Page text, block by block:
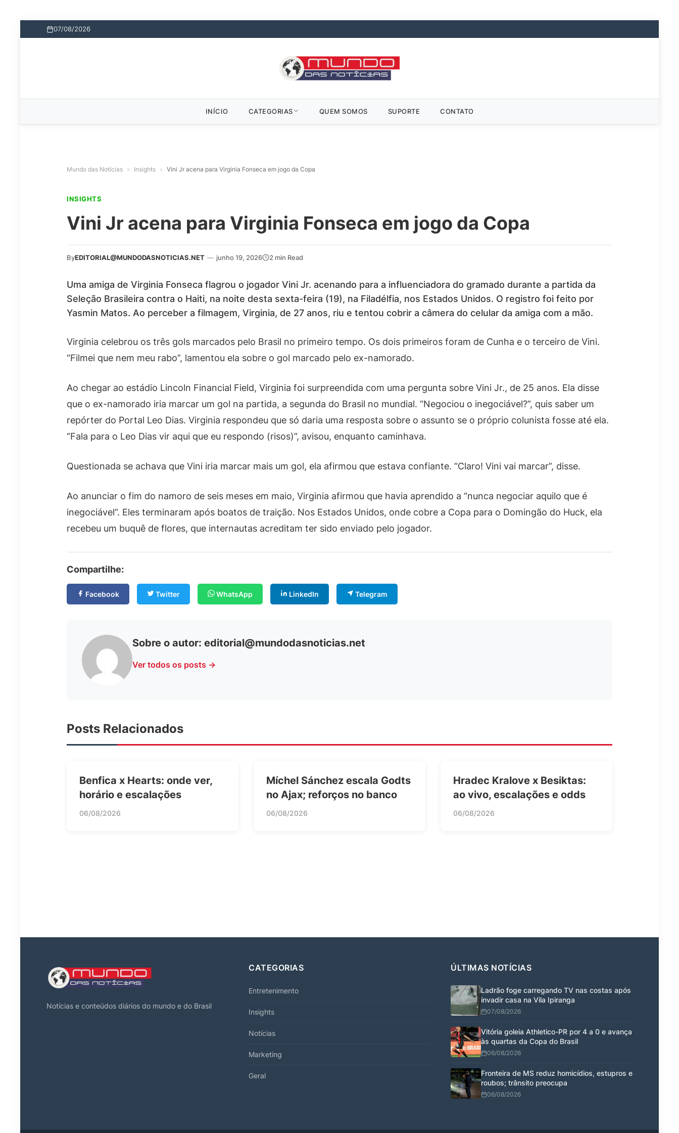
07/08/2026
INÍCIO CATEGORIAS QUEM SOMOS SUPORTE CONTATO
Mundo das Notícias » Insights » Vini Jr acena para Virginia Fonseca em jogo da Copa
INSIGHTS
Vini Jr acena para Virginia Fonseca em jogo da Copa
ByEDITORIAL@MUNDODASNOTICIAS.NET — junho 19, 2026 2 min Read
Uma amiga de Virginia Fonseca flagrou o jogador Vini Jr. acenando para a influenciadora do gramado durante a partida da
Seleção Brasileira contra o Haiti, na noite desta sexta-feira (19), na Filadélfia, nos Estados Unidos. O registro foi feito por
Yasmin Matos. Ao perceber a filmagem, Virginia, de 27 anos, riu e tentou cobrir a câmera do celular da amiga com a mão.
Virginia celebrou os três gols marcados pelo Brasil no primeiro tempo. Os dois primeiros foram de Cunha e o terceiro de Vini.
“Filmei que nem meu rabo”, lamentou ela sobre o gol marcado pelo ex-namorado.
Ao chegar ao estádio Lincoln Financial Field, Virginia foi surpreendida com uma pergunta sobre Vini Jr., de 25 anos. Ela disse
que o ex-namorado iria marcar um gol na partida, a segunda do Brasil no mundial. “Negociou o inegociável?”, quis saber um
repórter do Portal Leo Dias. Virginia respondeu que só daria uma resposta sobre o assunto se o próprio colunista fosse até ela.
“Fala para o Leo Dias vir aqui que eu respondo (risos)”, avisou, enquanto caminhava.
Questionada se achava que Vini iria marcar mais um gol, ela afirmou que estava confiante. “Claro! Vini vai marcar”, disse.
Ao anunciar o fim do namoro de seis meses em maio, Virginia afirmou que havia aprendido a “nunca negociar aquilo que é
inegociável”. Eles terminaram após boatos de traição. Nos Estados Unidos, onde cobre a Copa para o Domingão do Huck, ela
recebeu um buquê de flores, que internautas acreditam ter sido enviado pelo jogador.
Compartilhe:
Facebook Twitter WhatsApp LinkedIn Telegram
Sobre o autor: editorial@mundodasnoticias.net
Ver todos os posts →
Posts Relacionados
Benfica x Hearts: onde ver,
horário e escalações
06/08/2026
Míchel Sánchez escala Godts
no Ajax; reforços no banco
06/08/2026
Hradec Kralove x Besiktas:
ao vivo, escalações e odds
06/08/2026
Notícias e conteúdos diários do mundo e do Brasil
CATEGORIAS
Entretenimento
Insights
Notícias
Marketing
Geral
ÚLTIMAS NOTÍCIAS
Ladrão foge carregando TV nas costas após
invadir casa na Vila Ipiranga
07/08/2026
Vitória goleia Athletico-PR por 4 a 0 e avança
às quartas da Copa do Brasil
06/08/2026
Fronteira de MS reduz homicídios, estupros e
roubos; trânsito preocupa
06/08/2026